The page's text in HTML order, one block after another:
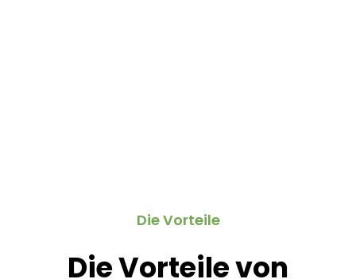
Die Vorteile
Die Vorteile von